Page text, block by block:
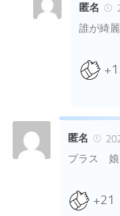
匿名
誰が綺
匿名
プラス 娘
+21